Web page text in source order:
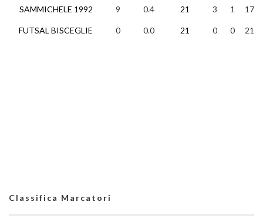
SAMMICHELE 1992
FUTSAL BISCEGLIE
9 0.4 21 3 1 17
0 0.0 21 0 0 21
Classifica Marcatori